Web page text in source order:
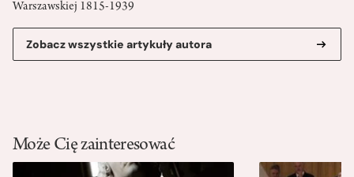
Warszawskiej 1815-1939
Zobacz wszystkie artykuły autora
Może Cię zainteresować